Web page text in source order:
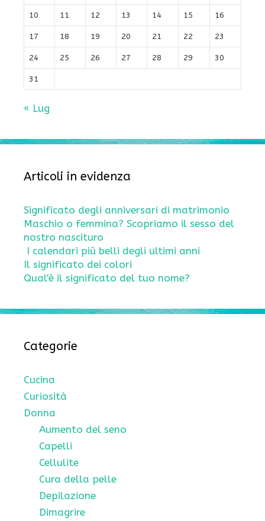
10 11 12 13 14 15 16
17 18 19 20 21 22 23
24 25 26 27 28 29 30
31
« Lug
Articoli in evidenza
Significato degli anniversari di matrimonio
Maschio o femmina? Scopriamo il sesso del
nostro nascituro
I calendari più belli degli ultimi anni
Il significato dei colori
Qual'è il significato del tuo nome?
Categorie
Cucina
Curiosità
Donna
Aumento del seno
Capelli
Cellulite
Cura della pelle
Depilazione
Dimagrire